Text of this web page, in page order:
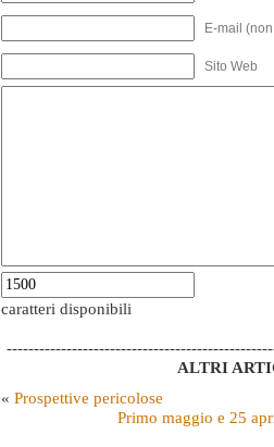
E-mail
Sito Web
caratteri disponibili
ALTRI
« Prospettive pericolose
Primo maggio e 25